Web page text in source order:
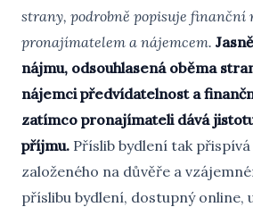
strany, podrobně popisuje finanční
pronajímatelem a nájemcem.
nájmu, odsouhlasená oběma
nájemci předvídatelnost a
zatímco pronajímateli dává
příjmu. Příslib bydlení tak
založeného na důvěře a
příslibu bydlení, dostupný online,